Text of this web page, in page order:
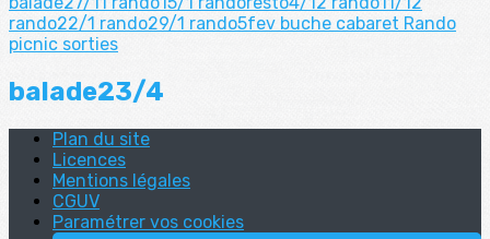
rando22/1 rando29/1 rando5fev buche cabaret Rando
picnic sorties
balade23/4
Plan du site
Licences
Mentions légales
CGUV
Paramétrer vos cookies